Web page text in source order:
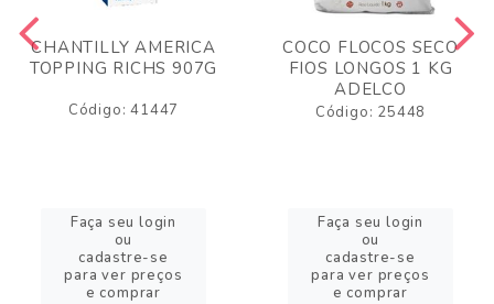
CHANTILLY AMERICA
TOPPING RICHS 907G
Código: 41447
Faça seu login
ou
cadastre-se
para ver preços
e comprar
COCO FLOCOS SECO
FIOS LONGOS 1 KG
ADELCO
Código: 25448
Faça seu login
ou
cadastre-se
para ver preços
e comprar